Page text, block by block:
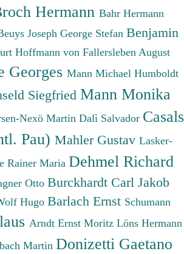
Hermann Bahr Hermann
Joseph George Stefan Benjamin
Hoffmann von Fallersleben August
Georges Mann Michael Humboldt
Siegfried Mann Monika
Nexö Martin Dalì Salvador Casals
Pau) Mahler Gustav Lasker-
Rainer Maria Dehmel Richard
Otto Burckhardt Carl Jakob
Hugo Barlach Ernst Schumann
Arndt Ernst Moritz Löns Hermann
Martin Donizetti Gaetano